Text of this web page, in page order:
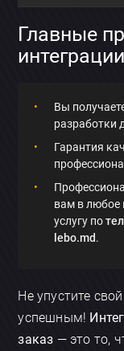
Главные
интеграции
Вы
разработки
Гарантия
вам в любое
услугу по
lebo.md.
Не упустите
успешным!
заказ — это то,